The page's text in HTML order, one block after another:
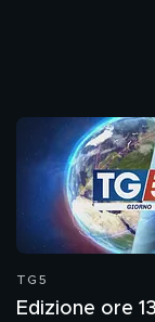
TG5
Edizione ore